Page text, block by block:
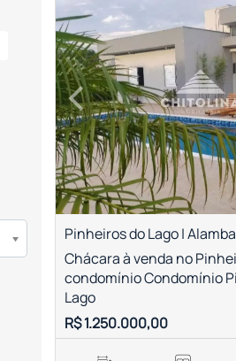
‹Previous
Pinheiros do Lago |
Chácara à venda no
condomínio Condomínio
Lago
R$ 1.250.000,00